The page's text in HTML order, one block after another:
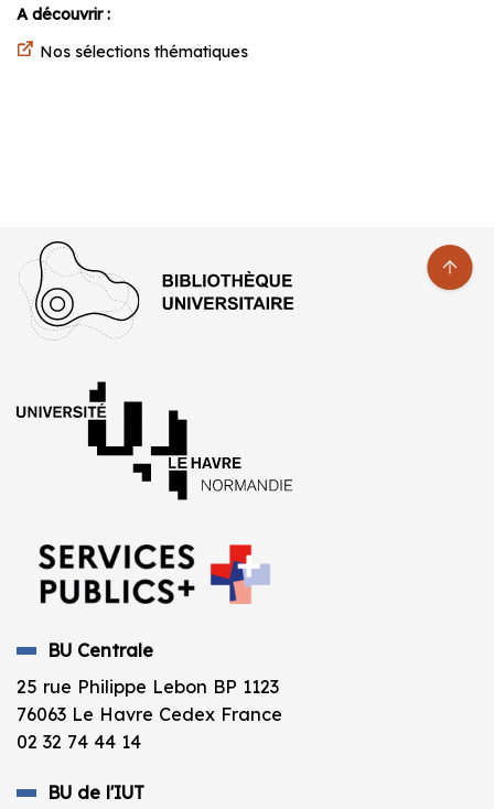
A découvrir :
Nos sélections thématiques
BU Centrale
25 rue Philippe Lebon BP 1123
76063 Le Havre Cedex France
02 32 74 44 14
BU de l'IUT